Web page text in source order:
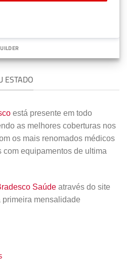
ESTADO
está presente em todo
as melhores coberturas nos
os mais renomados médicos
equipamentos de ultima
Saúde através do site
mensalidade